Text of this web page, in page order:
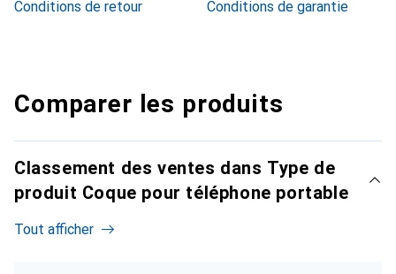
Conditions de retour
Conditions de garantie
Comparer les produits
Classement des ventes dans Type de
produit Coque pour téléphone portable
Tout afficher